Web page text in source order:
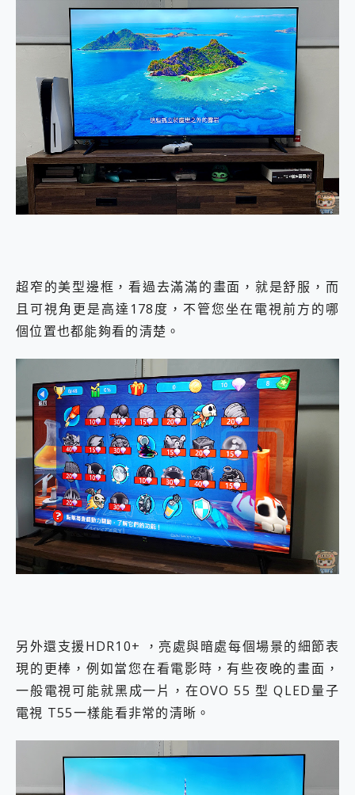
超窄的美型邊框，看過去滿滿的畫面，就是舒服，而
且可視角更是高達178度，不管您坐在電視前方的哪
個位置也都能夠看的清楚。
另外還支援HDR10+ ，亮處與暗處每個場景的細節表
現的更棒，例如當您在看電影時，有些夜晚的畫面，
一般電視可能就黑成一片，在OVO 55 型 QLED量子
電視 T55一樣能看非常的清晰。